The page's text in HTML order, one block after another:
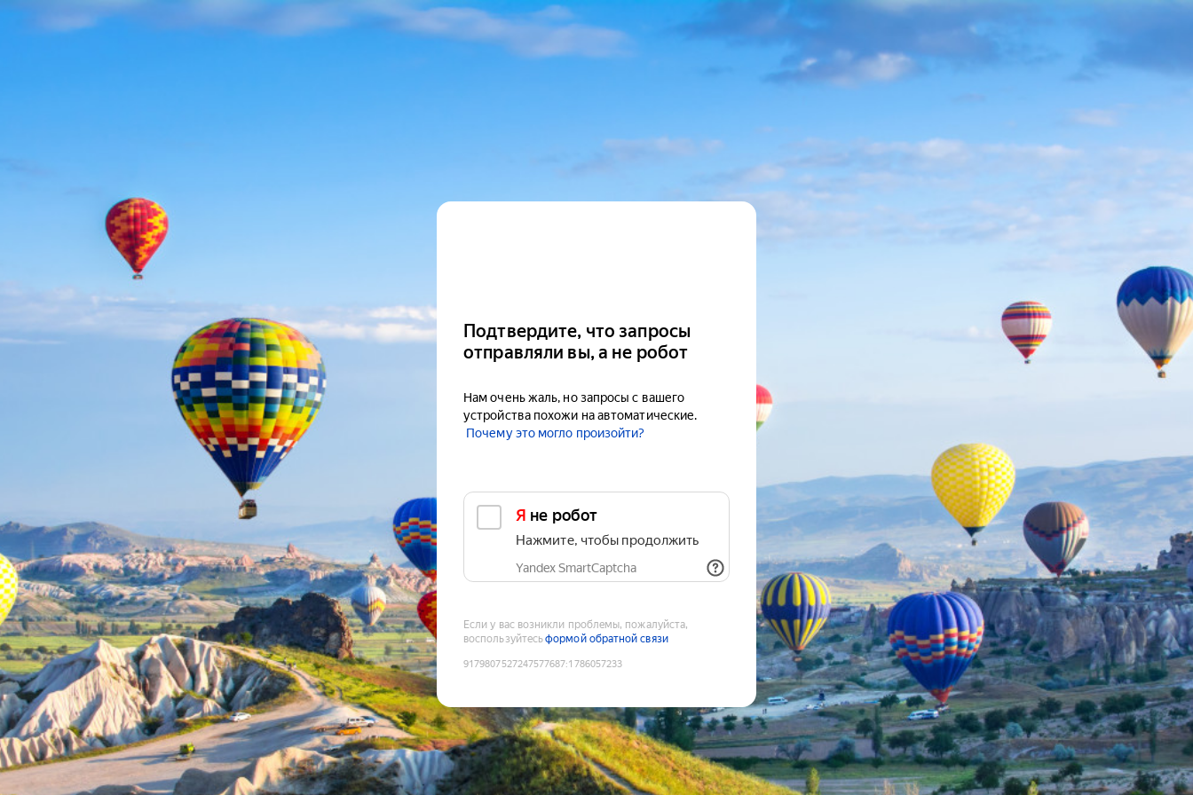
Подтвердите, что запросы
отправляли вы, а не робот
Нам очень жаль, но запросы с вашего
устройства похожи на автоматические.
Почему это могло произойти?
Я не робот
Нажмите, чтобы продолжить
Yandex SmartCaptcha
Если у вас возникли проблемы, пожалуйста,
воспользуйтесьформой обратной связи
9179807527247577687:1786057233